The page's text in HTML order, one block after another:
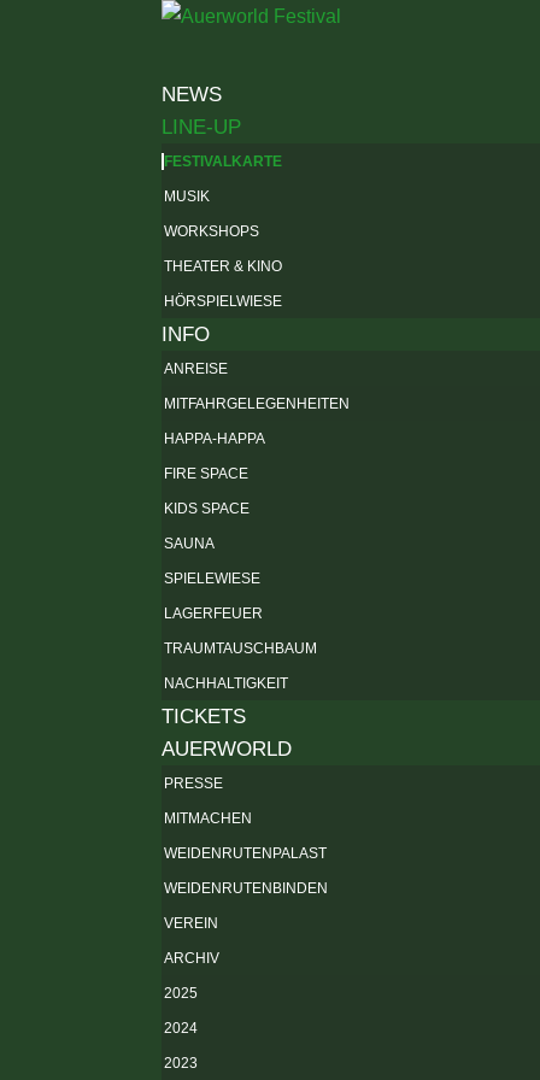
NEWS
LINE-UP
FESTIVALKARTE
MUSIK
WORKSHOPS
THEATER & KINO
HÖRSPIELWIESE
INFO
ANREISE
MITFAHRGELEGENHEITEN
HAPPA-HAPPA
FIRE SPACE
KIDS SPACE
SAUNA
SPIELEWIESE
LAGERFEUER
TRAUMTAUSCHBAUM
NACHHALTIGKEIT
TICKETS
AUERWORLD
PRESSE
MITMACHEN
WEIDENRUTENPALAST
WEIDENRUTENBINDEN
VEREIN
ARCHIV
2025
2024
2023